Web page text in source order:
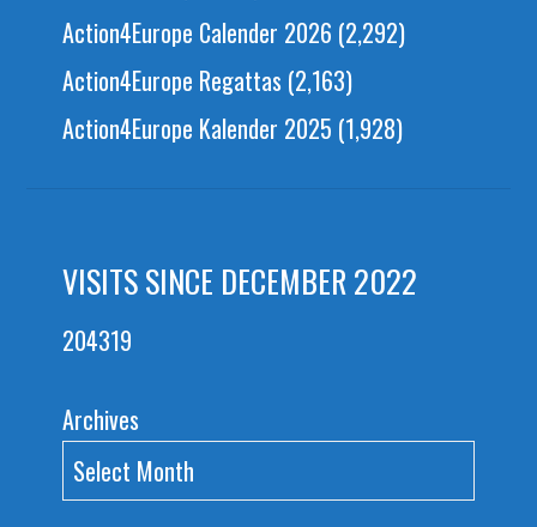
Action4Europe Calender 2026 (2,292)
Action4Europe Regattas (2,163)
Action4Europe Kalender 2025 (1,928)
VISITS SINCE DECEMBER 2022
204319
Archives